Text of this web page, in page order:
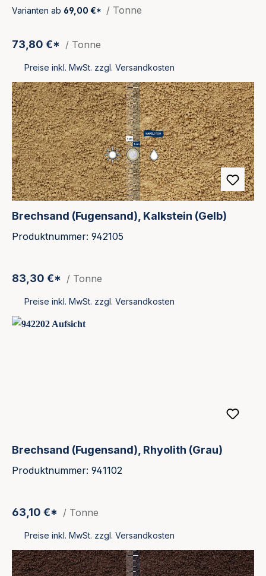
Varianten ab 69,00 €* / Tonne
73,80 €* / Tonne
Preise inkl. MwSt. zzgl. Versandkosten
Brechsand (Fugensand), Kalkstein (Gelb)
Produktnummer: 942105
83,30 €* / Tonne
Preise inkl. MwSt. zzgl. Versandkosten
Brechsand (Fugensand), Rhyolith (Grau)
Produktnummer: 941102
63,10 €* / Tonne
Preise inkl. MwSt. zzgl. Versandkosten